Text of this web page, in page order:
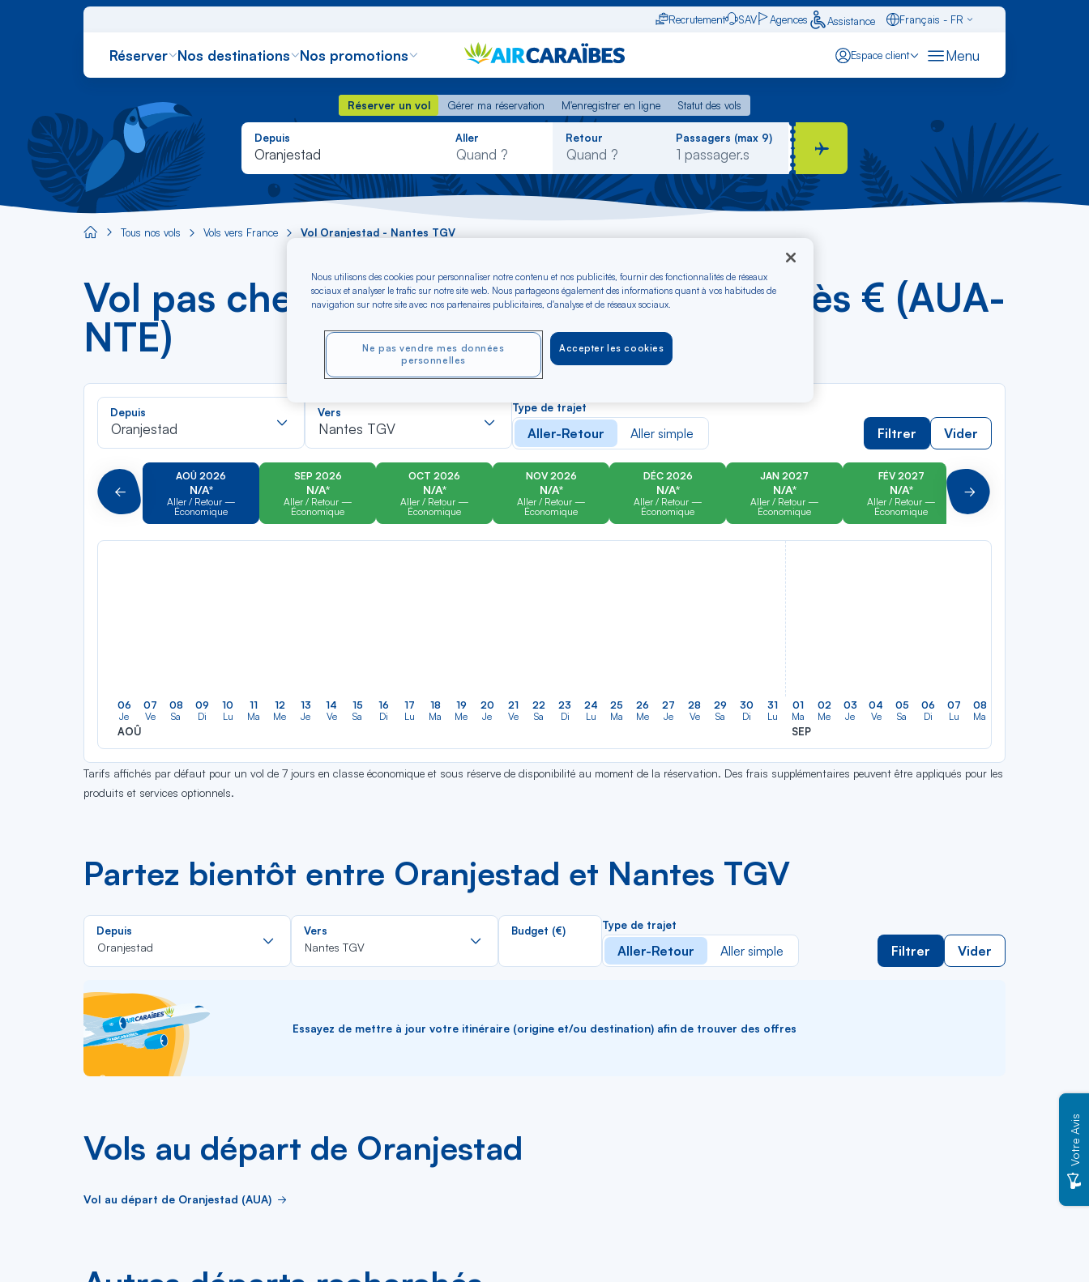
Recrutement SAV Agences Assistance
Français - FR
Réserver Nos destinations Nos promotions Espace client Menu
Réserver un vol Gérer ma réservation M'enregistrer en ligne
Statut des vols
Réserver un vol
Gérer ma réservation M'enregistrer en ligne Statut des vols
Depuis
Oranjestad
Rechercher
dans
liste
Aller Retour Passagers (max 9)
Aircaraibes.com
Tous nos vols Vols vers France Vol Oranjestad - Nantes TGV
Vol pas cher Oranjestad - Nantes TGV dès € (AUA-
NTE)
Depuis
Oranjestad
Rechercher
dans
la
liste
Vers
Nantes TGV
Rechercher
dans
la
liste
Type de trajet
Aller-Retour Aller simple Filtrer Vider
Précédent
AOÛ 2026
N/A*
Aller / Retour —
Économique
SEP 2026
N/A*
Aller / Retour —
Économique
OCT 2026
N/A*
Aller / Retour —
Économique
NOV 2026
N/A*
Aller / Retour —
Économique
DÉC 2026
N/A*
Aller / Retour —
Économique
JAN 2027
N/A*
Aller / Retour —
Économique
FÉV 2027
N/A*
Aller / Retour —
Économique
Aller / Retour —
Suivant
06
Je
AOÛ
07
Ve
08
Sa
09
Di
10
Lu
11
Ma
12
Me
13
Je
14
Ve
15
Sa
16
Di
17
Lu
18
Ma
19
Me
20
Je
21
Ve
22
Sa
23
Di
24
Lu
25
Ma
26
Me
27
Je
28
Ve
29
Sa
30
Di
31
Lu
01
Ma
SEP
02
Me
03
Je
04
Ve
05
Sa
06
Di
07
Lu
08
Ma
Tarifs affichés par défaut pour un vol de 7 jours en classe économique et sous réserve de disponibilité au moment de la réservation. Des frais supplémentaires peuvent être appliqués pour les
produits et services optionnels.
Partez bientôt entre Oranjestad et Nantes TGV
Depuis
Oranjestad
Rechercher
dans
la
Vers
Nantes TGV
Rechercher
la
Budget (€) Type de trajet
Aller-Retour Aller simple Filtrer Vider
Essayez de mettre à jour votre itinéraire (origine et/ou destination) afin de trouver des offres
Vols au départ de Oranjestad
Vol au départ de Oranjestad (AUA)
Nous utilisons des cookies pour personnaliser notre contenu et nos publicités, fournir des fonctionnalités de réseaux
sociaux et analyser le trafic sur notre site web. Nous partageons également des informations quant à vos habitudes de
navigation sur notre site avec nos partenaires publicitaires, d'analyse et de réseaux sociaux.
Accepter les cookies
Ne pas vendre mes données
personnelles
Votre Avis